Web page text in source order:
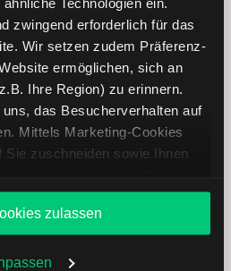
zwingend erforderlich für das
Wir setzen zudem Präferenz-
ermöglichen, sich an
Ihre Region) zu erinnern.
das Besucherverhalten auf
Mittels Marketing-Cookies
Sie zuschneiden sowie Ihnen
entscheiden, welche Cookies
Ihre Entscheidung können
Einstellungenändern.
Datenschutzerklärung
zulassen
Anlegen ist riskant.
übersteigen. Ergebnisse der
Garantie für zukünftige
Top-Seiten
Aktien Tipps